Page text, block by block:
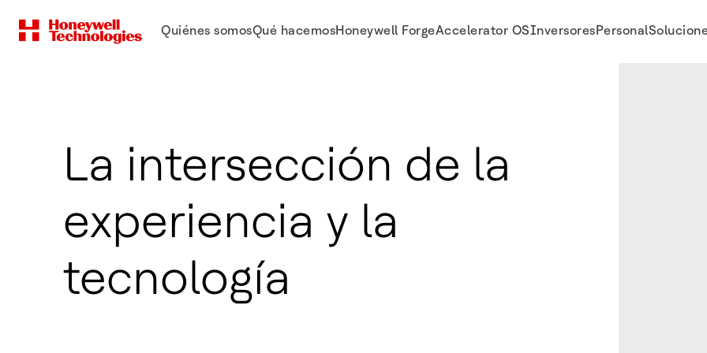
Quiénes somosQué hacemosHoneywell ForgeAccelerator OSInversoresPersonal
La intersección de la
experiencia y la
tecnología